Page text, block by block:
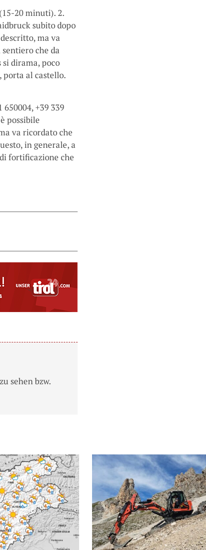
20 minuti). 2.
subito dopo
ma va
che da
si dirama, poco
porta al castello.
+39 339
possibile
va ricordato che
in generale, a
fortificazione che
sehen bzw.